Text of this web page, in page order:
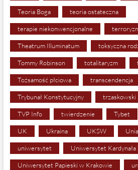
Teoria Boga teoria ostateczna
terapie niekonwencjonalne
Theatrum Illuminatum toksyczna
Tommy Robinson totalitaryzm
Tożsamość płciowa transcendencja
Trybunał Konstytucyjny trzaskowski
TVP Info twierdzenie Tybet
UK Ukraina UKSW
uniwersytet Uniwersytet
Uniwersytet Papieski w Krakowie